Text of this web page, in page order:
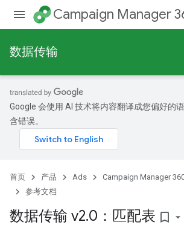
Campaign Manager
数据传输
Google 会使用 AI 技术将内容翻译成您偏好的
含错误。
首页 产品 Ads Campaign Manager
参考文档
数据传输 v2.0：匹配表 bookmark_border